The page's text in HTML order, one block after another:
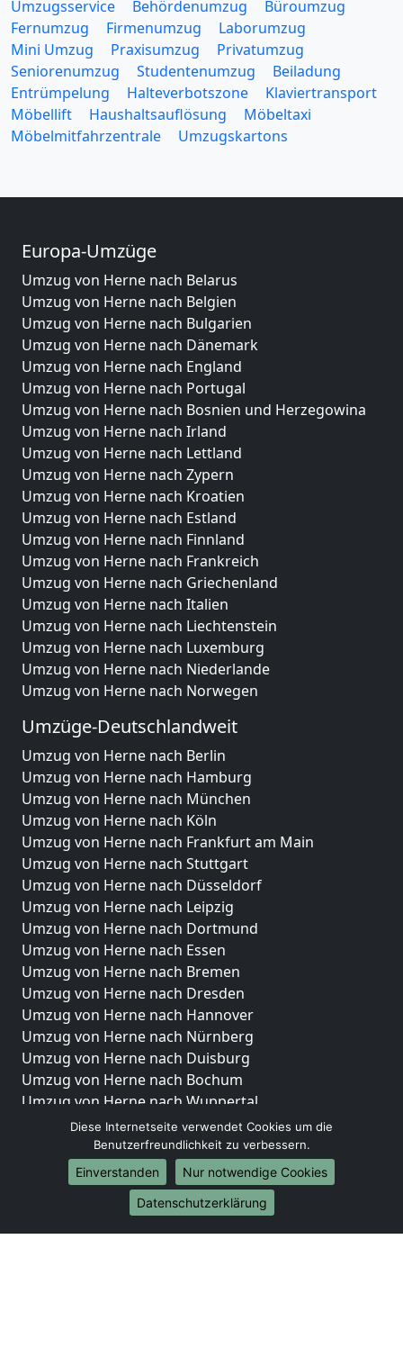
Umzugsservice Behördenumzug
Büroumzug
Fernumzug
Firmenumzug
Laborumzug
Mini Umzug
Praxisumzug
Privatumzug
Seniorenumzug
Studentenumzug
Beiladung
Entrümpelung
Halteverbotszone
Klaviertransport
Möbellift
Haushaltsauflösung
Möbeltaxi
Möbelmitfahrzentrale
Umzugskartons
Europa-Umzüge
Umzug von Herne nach Belarus
Umzug von Herne nach Belgien
Umzug von Herne nach Bulgarien
Umzug von Herne nach Dänemark
Umzug von Herne nach England
Umzug von Herne nach Portugal
Umzug von Herne nach Bosnien und Herzegowina
Umzug von Herne nach Irland
Umzug von Herne nach Lettland
Umzug von Herne nach Zypern
Umzug von Herne nach Kroatien
Umzug von Herne nach Estland
Umzug von Herne nach Finnland
Umzug von Herne nach Frankreich
Umzug von Herne nach Griechenland
Umzug von Herne nach Italien
Umzug von Herne nach Liechtenstein
Umzug von Herne nach Luxemburg
Umzug von Herne nach Niederlande
Umzug von Herne nach Norwegen
Umzüge-Deutschlandweit
Umzug von Herne nach Berlin
Umzug von Herne nach Hamburg
Umzug von Herne nach München
Umzug von Herne nach Köln
Umzug von Herne nach Frankfurt am Main
Umzug von Herne nach Stuttgart
Umzug von Herne nach Düsseldorf
Umzug von Herne nach Leipzig
Umzug von Herne nach Dortmund
Umzug von Herne nach Essen
Umzug von Herne nach Bremen
Umzug von Herne nach Dresden
Umzug von Herne nach Hannover
Umzug von Herne nach Nürnberg
Umzug von Herne nach Duisburg
Umzug von Herne nach Bochum
Umzug von Herne nach Wuppertal
Umzug von Herne nach Bielefeld
Umzug von Herne nach Bonn
Umzug von Herne nach Münster
Internationale-Umzüge
Umzug von Herne nach Brasilien
Diese Internetseite verwendet Cookies um die
Benutzerfreundlichkeit zu verbessern.
Einverstanden
Nur notwendige Cookies
Datenschutzerklärung